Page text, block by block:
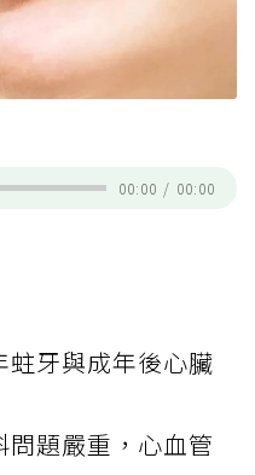
00:00 / 00:00
蛀牙與成年後心臟
問題嚴重，心血管